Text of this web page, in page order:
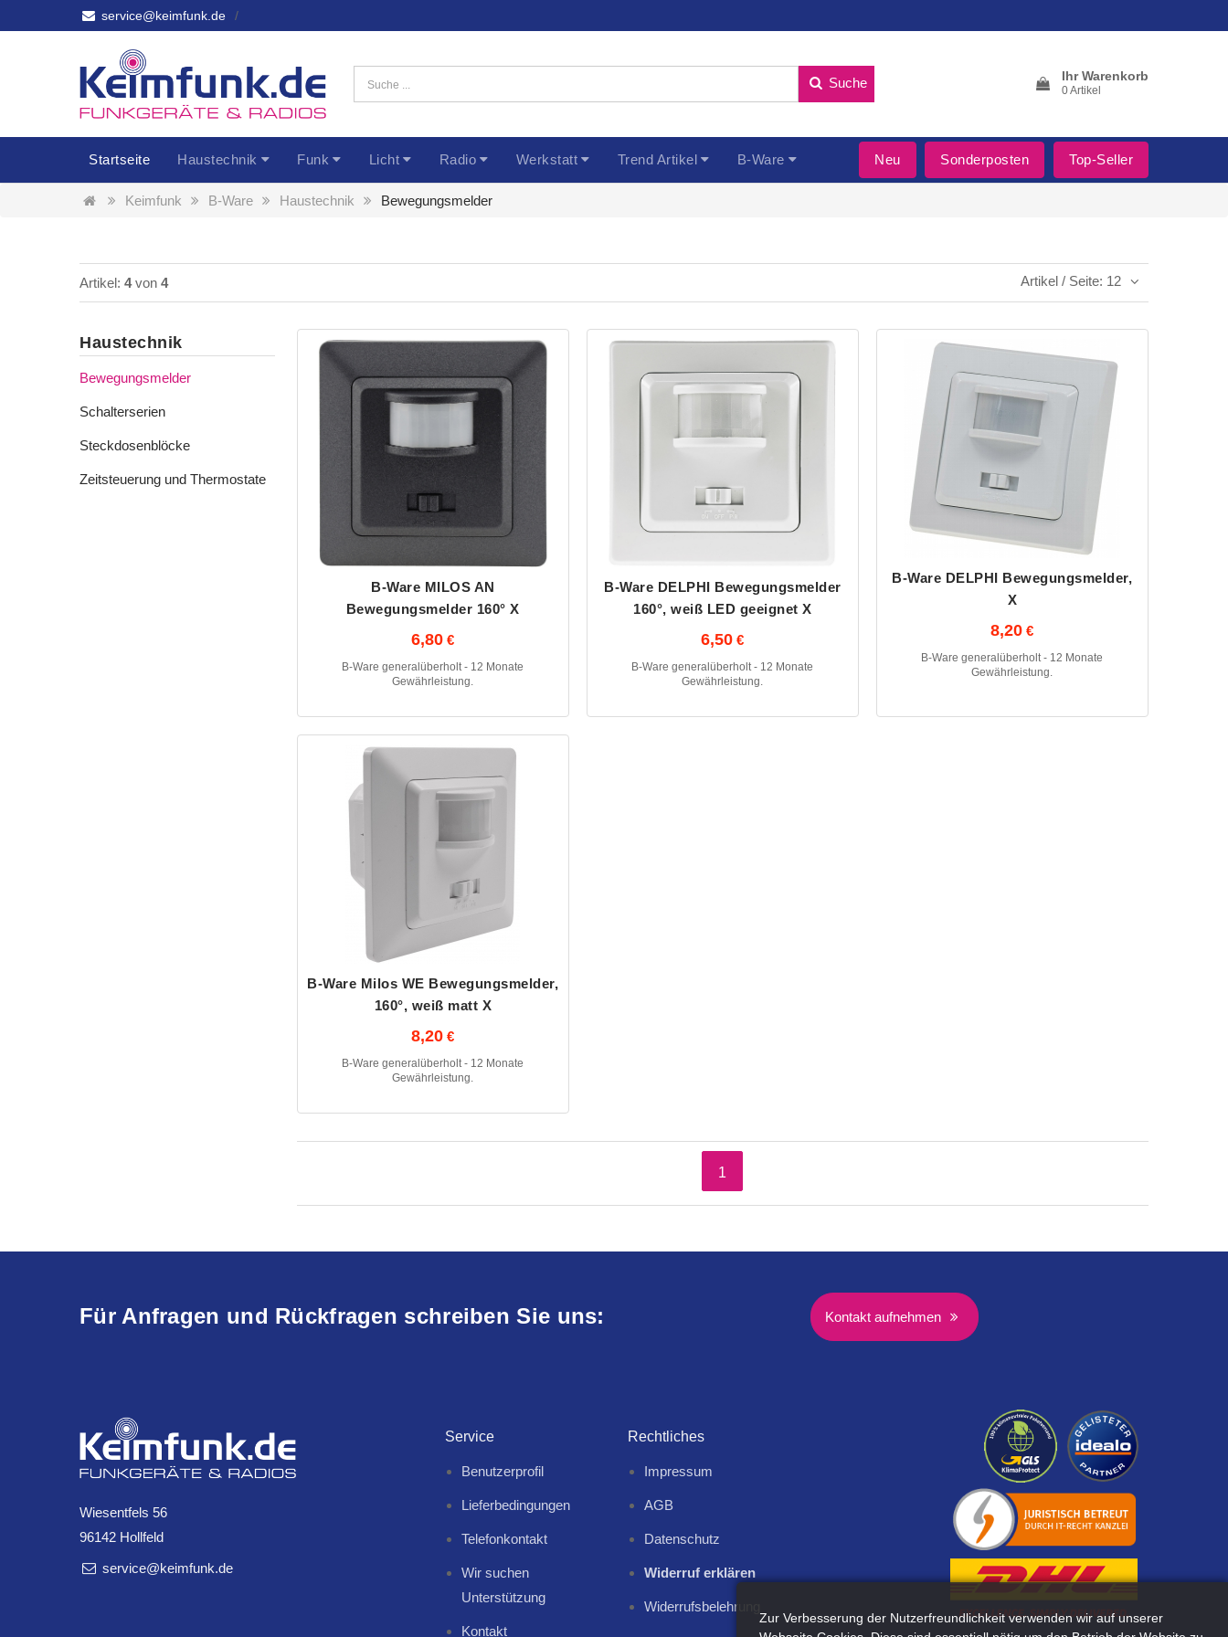
service@keimfunk.de
Suche Ihr Warenkorb
0 Artikel
Startseite Haustechnik Funk Licht Radio Werkstatt Trend Artikel B-Ware Neu Sonderposten Top-Seller
Keimfunk B-Ware Haustechnik Bewegungsmelder
Artikel: 4von 4 Artikel / Seite: 12
Haustechnik
Bewegungsmelder
Schalterserien
Steckdosenblöcke
Zeitsteuerung und Thermostate
B-Ware MILOS AN
Bewegungsmelder 160° X
6,80
B-Ware generalüberholt - 12 Monate
Gewährleistung.
B-Ware DELPHI Bewegungsmelder
160°, weiß LED geeignet X
6,50
B-Ware generalüberholt - 12 Monate
Gewährleistung.
B-Ware DELPHI Bewegungsmelder,
X
8,20
B-Ware generalüberholt - 12 Monate
Gewährleistung.
B-Ware Milos WE Bewegungsmelder,
160°, weiß matt X
8,20
B-Ware generalüberholt - 12 Monate
Gewährleistung.
1
Für Anfragen und Rückfragen schreiben Sie uns: Kontakt aufnehmen
Wiesentfels 56
96142 Hollfeld
service@keimfunk.de
Service
Benutzerprofil
Lieferbedingungen
Telefonkontakt
Wir suchen
Unterstützung
Kontakt
Rechtliches
Impressum
AGB
Datenschutz
Widerruf erklären
Widerrufsbelehrung
Zur Verbesserung der Nutzerfreundlichkeit verwenden wir auf unserer